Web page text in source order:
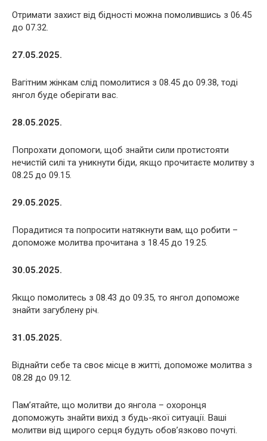
Отримати захист від бідності можна помолившись з 06.45
до 07.32.
27.05.2025.
Вагітним жінкам слід помолитися з 08.45 до 09.38, тоді
янгол буде оберігати вас.
28.05.2025.
Попрохати допомоги, щоб знайти сили протистояти
нечистій силі та уникнути біди, якщо прочитаєте молитву з
08.25 до 09.15.
29.05.2025.
Порадитися та попросити натякнути вам, що робити –
допоможе молитва прочитана з 18.45 до 19.25.
30.05.2025.
Якщо помолитесь з 08.43 до 09.35, то янгол допоможе
знайти загублену річ.
31.05.2025.
Віднайти себе та своє місце в житті, допоможе молитва з
08.28 до 09.12.
Пам’ятайте, що молитви до янгола – охоронця
допоможуть знайти вихід з будь-якої ситуації. Ваші
молитви від щирого серця будуть обов’язково почуті.